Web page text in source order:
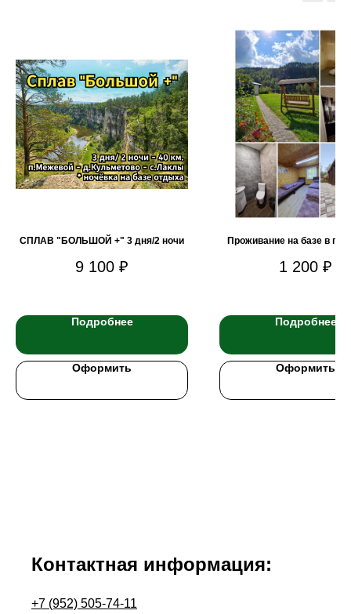
СПЛАВ "БОЛЬШОЙ +" 3 дня/2 ночи
9 100 ₽
Подробнее
Оформить
Проживание на базе в п.
1 200 ₽
Подробнее
Оформить
Контактная информация:
+7 (952) 505-74-11